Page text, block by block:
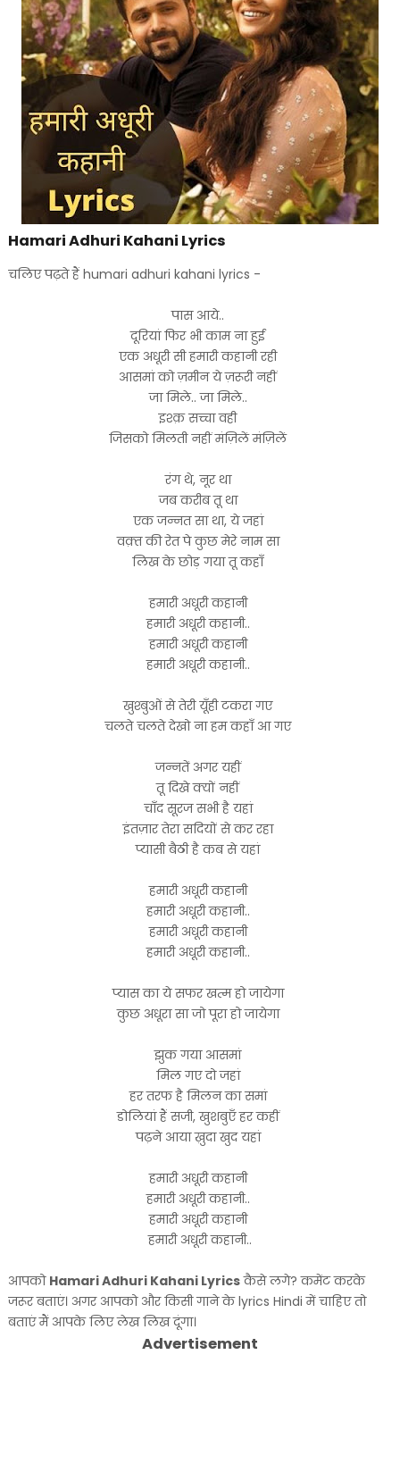
Hamari Adhuri Kahani Lyrics
चलिए पढ़ते हैं humari adhuri kahani lyrics -
पास आये..
दूरियां फिर भी काम ना हुई
एक अधूरी सी हमारी कहानी रही
आसमां को ज़मीन ये ज़रूरी नहीं
जा मिले.. जा मिले..
इश्क़ सच्चा वही
जिसको मिलती नहीं मंज़िलें मंज़िलें
रंग थे, नूर था
जब करीब तू था
एक जन्नत सा था, ये जहां
वक़्त की रेत पे कुछ मेरे नाम सा
लिख के छोड़ गया तू कहाँ
हमारी अधूरी कहानी
हमारी अधूरी कहानी..
हमारी अधूरी कहानी
हमारी अधूरी कहानी..
खुश्बुओं से तेरी यूँही टकरा गए
चलते चलते देखो ना हम कहाँ आ गए
जन्नतें अगर यहीं
तू दिखे क्यों नहीं
चाँद सूरज सभी है यहां
इंतज़ार तेरा सदियों से कर रहा
प्यासी बैठी है कब से यहां
हमारी अधूरी कहानी
हमारी अधूरी कहानी..
हमारी अधूरी कहानी
हमारी अधूरी कहानी..
प्यास का ये सफर खत्म हो जायेगा
कुछ अधूरा सा जो पूरा हो जायेगा
झुक गया आसमां
मिल गए दो जहां
हर तरफ है मिलन का समां
डोलियां हैं सजी, खुशबुएँ हर कहीं
पढ़ने आया ख़ुदा खुद यहां
हमारी अधूरी कहानी
हमारी अधूरी कहानी..
हमारी अधूरी कहानी
हमारी अधूरी कहानी..
आपको Hamari Adhuri Kahani Lyricsकैसे लगे? कमेंट करके
जरूर बताएं। अगर आपको और किसी गाने के lyrics Hindi में चाहिए तो
बताएं मैं आपके लिए लेख लिख दूंगा।
Advertisement